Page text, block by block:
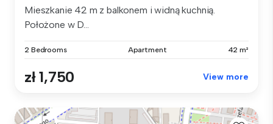
Mieszkanie 42 m z balkonem i widną kuchnią.
Położone w D...
2 Bedrooms Apartment 42 m²
zł 1,750 View more